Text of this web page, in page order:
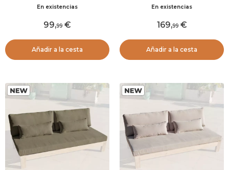
En existencias
99,99
Añadir a la cesta
En existencias
169,99
Añadir a la cesta